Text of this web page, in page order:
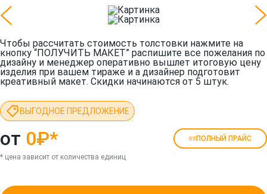
Чтобы рассчитать стоимость толстовки нажмите на
кнопку “ПОЛУЧИТЬ МАКЕТ” распишите все пожелания по
дизайну и менеджер оперативно вышлет итоговую цену
изделия при вашем тираже и а дизайнер подготовит
креативный макет. Скидки начинаются от 5 штук.
ВЫГОДНОЕ ПРЕДЛОЖЕНИЕ
от 0₽* ПОЛНЫЙ ПРАЙС
* цена зависит от количества единиц